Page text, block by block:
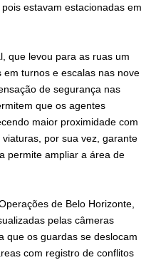
estavam estacionadas em
que levou para as ruas um
turnos e escalas nas nove
de segurança nas
que os agentes
maior proximidade com
por sua vez, garante
permite ampliar a área de
de Belo Horizonte,
pelas câmeras
que os guardas se deslocam
com registro de conflitos